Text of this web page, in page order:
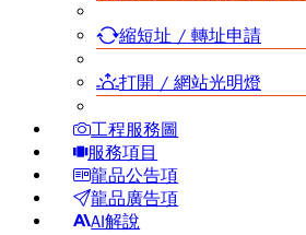
縮短址 / 轉址申請
打開 / 網站光明燈
工程服務圖
服務項目
龍品公告項
龍品廣告項
AI解說